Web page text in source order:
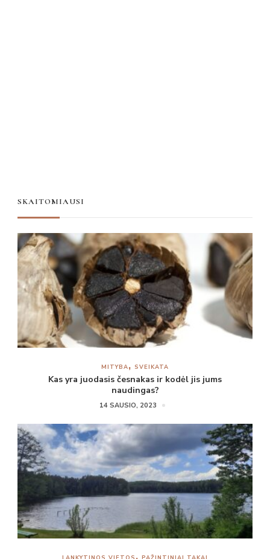
SKAITOMIAUSI
MITYBA SVEIKATA
Kas yra juodasis česnakas ir kodėl jis jums
naudingas?
14 SAUSIO, 2023
LANKYTINOS VIETOS PAŽINTINIAI TAKAI